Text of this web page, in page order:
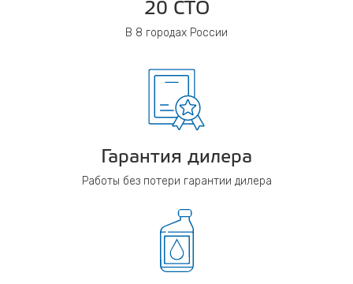
20 СТО
В 8 городах России
Гарантия дилера
Работы без потери гарантии дилера